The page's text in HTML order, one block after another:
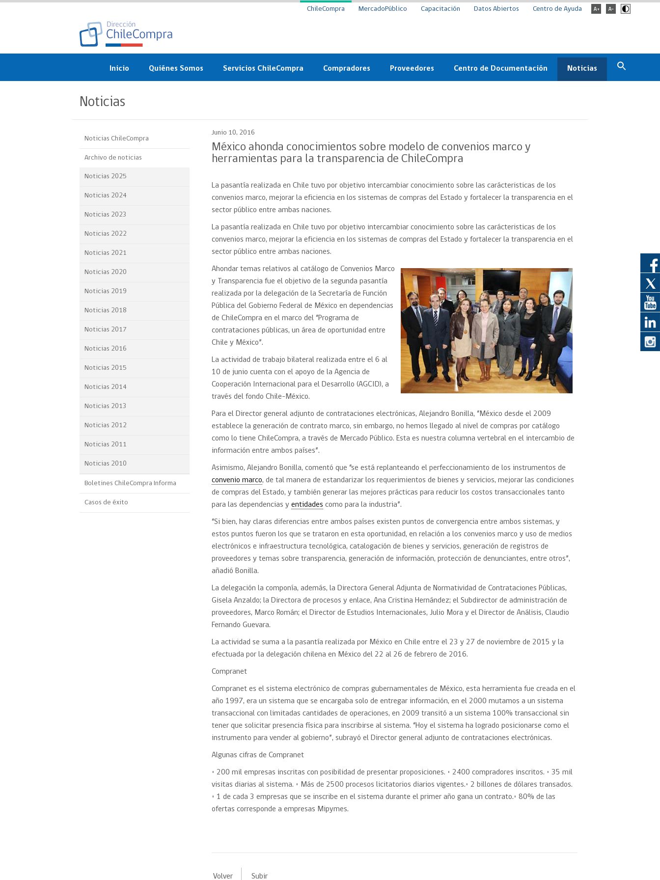
ChileCompra MercadoPúblico Capacitación Datos Abiertos Centro de Ayuda
Inicio Quiénes Somos
objetivos
Organigrama
Participación Ciudadana
Reportes Ley de Inclusión
Sé parte de nuestro equipo
Servicios ChileCompra
ChileCompra
Eficiencia
Capacitación ChileCompra:
Certificación competencias
Centro de Ayuda
Asesorías estratégicas
Datos Abiertos
API de Mercado Público
Ciberseguridad
Emergencias
Compradores
Circular
Compra Ágil
Tipos de Licitaciones
Bases Tipo de Licitación
Convenio Marco
Trato directo
Subasta inversa
Compra Pública de
Gestión de Contratos
Compras públicas con
Proveedores
Licitaciones
Convenio Marco
Subasta inversa
Requisitos para obtener el
Sello Empresa Mujer
Centro de Documentación Noticias
Archivo de noticias
Noticias
Noticias ChileCompra
Archivo de noticias
Noticias 2025
Noticias 2024
Noticias 2023
Noticias 2022
Noticias 2021
Noticias 2020
Noticias 2019
Noticias 2018
Noticias 2017
Noticias 2016
Noticias 2015
Noticias 2014
Noticias 2013
Noticias 2012
Noticias 2011
Noticias 2010
Boletines ChileCompra Informa
Casos de éxito
Junio 10, 2016
México ahonda conocimientos sobre modelo de convenios marco y
herramientas para la transparencia de ChileCompra
La pasantía realizada en Chile tuvo por objetivo intercambiar conocimiento sobre las carácteristicas de los
convenios marco, mejorar la eficiencia en los sistemas de compras del Estado y fortalecer la transparencia en el
sector público entre ambas naciones.
La pasantía realizada en Chile tuvo por objetivo intercambiar conocimiento sobre las carácteristicas de los
convenios marco, mejorar la eficiencia en los sistemas de compras del Estado y fortalecer la transparencia en el
sector público entre ambas naciones.
Ahondar temas relativos al catálogo de Convenios Marco
y Transparencia fue el objetivo de la segunda pasantía
realizada por la delegación de la Secretaría de Función
Pública del Gobierno Federal de México en dependencias
de ChileCompra en el marco del “Programa de
contrataciones públicas, un área de oportunidad entre
Chile y México”.
La actividad de trabajo bilateral realizada entre el 6 al
10 de junio cuenta con el apoyo de la Agencia de
Cooperación Internacional para el Desarrollo (AGCID), a
través del fondo Chile-México.
Para el Director general adjunto de contrataciones electrónicas, Alejandro Bonilla, “México desde el 2009
establece la generación de contrato marco, sin embargo, no hemos llegado al nivel de compras por catálogo
como lo tiene ChileCompra, a través de Mercado Público. Esta es nuestra columna vertebral en el intercambio de
información entre ambos países”.
Asimismo, Alejandro Bonilla, comentó que “se está replanteando el perfeccionamiento de los instrumentos de
convenio marco, de tal manera de estandarizar los requerimientos de bienes y servicios, mejorar las condiciones
de compras del Estado, y también generar las mejores prácticas para reducir los costos transaccionales tanto
para las dependencias yentidades como para la industria”.
“Si bien, hay claras diferencias entre ambos países existen puntos de convergencia entre ambos sistemas, y
estos puntos fueron los que se trataron en esta oportunidad, en relación a los convenios marco y uso de medios
electrónicos e infraestructura tecnológica, catalogación de bienes y servicios, generación de registros de
proveedores y temas sobre transparencia, generación de información, protección de denunciantes, entre otros”,
añadió Bonilla.
La delegación la componía, además, la Directora General Adjunta de Normatividad de Contrataciones Públicas,
Gisela Anzaldo; la Directora de procesos y enlace, Ana Cristina Hernández; el Subdirector de administración de
proveedores, Marco Román; el Director de Estudios Internacionales, Julio Mora y el Director de Análisis, Claudio
Fernando Guevara.
La actividad se suma a la pasantía realizada por México en Chile entre el 23 y 27 de noviembre de 2015 y la
efectuada por la delegación chilena en México del 22 al 26 de febrero de 2016.
Compranet
Compranet es el sistema electrónico de compras gubernamentales de México, esta herramienta fue creada en el
año 1997, era un sistema que se encargaba solo de entregar información, en el 2000 mutamos a un sistema
transaccional con limitadas cantidades de operaciones, en 2009 transitó a un sistema 100% transaccional sin
tener que solicitar presencia física para inscribirse al sistema. “Hoy el sistema ha logrado posicionarse como el
instrumento para vender al gobierno”, subrayó el Director general adjunto de contrataciones electrónicas.
Algunas cifras de Compranet
• 200 mil empresas inscritas con posibilidad de presentar proposiciones. • 2400 compradores inscritos. • 35 mil
visitas diarias al sistema. • Más de 2500 procesos licitatorios diarios vigentes.• 2 billones de dólares transados.
• 1 de cada 3 empresas que se inscribe en el sistema durante el primer año gana un contrato.• 80% de las
ofertas corresponde a empresas Mipymes.
Volver Subir